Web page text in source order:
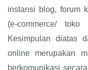
instansi blog, forum
(e-commerce/
Kesimpulan diatas
online merupakan
berkomunikasi